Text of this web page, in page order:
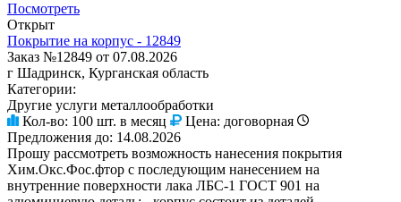
Посмотреть
Открыт
Покрытие на корпус - 12849
Заказ №12849 от 07.08.2026
г Шадринск, Курганская область
Категории:
Другие услуги металлообработки
Кол-во: 100 шт. в месяц Цена: договорная
Предложения до: 14.08.2026
Прошу рассмотреть возможность нанесения покрытия
Хим.Окс.Фос.фтор с последующим нанесением на
внутренние поверхности лака ЛБС-1 ГОСТ 901 на